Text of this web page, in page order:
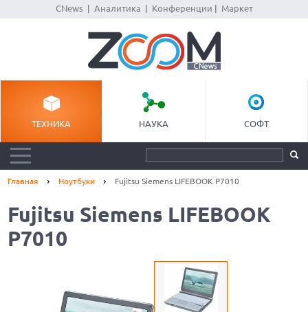
CNews| Аналитика Конференции Маркет
ТЕХНИКА НАУКА СОФТ
Главная Ноутбуки Fujitsu Siemens LIFEBOOK P7010
Fujitsu Siemens LIFEBOOK
P7010